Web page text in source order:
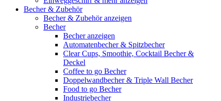
Becher & Zubehör
Becher & Zubehör anzeigen
Becher
Becher anzeigen
Automatenbecher & Spitzbecher
Clear Cups, Smoothie, Cocktail Becher &
Deckel
Coffee to go Becher
Doppelwandbecher & Triple Wall Becher
Food to go Becher
Industriebecher